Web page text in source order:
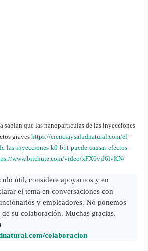
sabian que las nanopartículas de las inyecciones
graves https://cienciaysaludnatural.com/el-
las-inyecciones-k0-b1t-puede-causar-efectos-
www.bitchute.com/video/xFX6vjJ6lvKN/
útil, considere apoyarnos y en
el tema en conversaciones con
y empleadores. No ponemos
su colaboración. Muchas gracias.
colaboracion